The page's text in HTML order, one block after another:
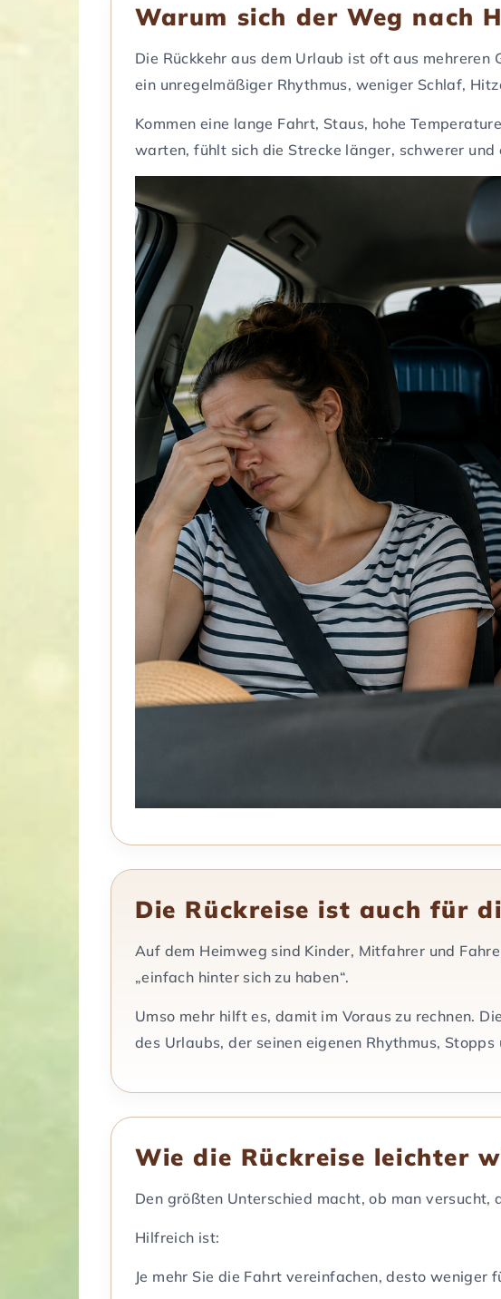
Warum sich der Weg nach
Die Rückkehr aus dem Urlaub ist oft aus
ein unregelmäßiger Rhythmus, weniger Schlaf,
Kommen eine lange Fahrt, Staus, hohe
warten, fühlt sich die Strecke länger, schwerer und
Die Rückreise ist auch für
Auf dem Heimweg sind Kinder, Mitfahrer und
„einfach hinter sich zu haben“.
Umso mehr hilft es, damit im Voraus zu rechnen.
des Urlaubs, der seinen eigenen Rhythmus,
Wie die Rückreise leichter
Den größten Unterschied macht, ob man
Hilfreich ist:
Je mehr Sie die Fahrt vereinfachen, desto